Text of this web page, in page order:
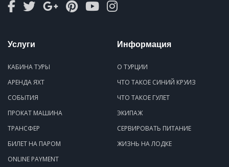
Услуги
КАБИНА ТУРЫ
АРЕНДА ЯХТ
СОБЫТИЯ
ПРОКАТ МАШИНА
ТРАНСФЕР
БИЛЕТ НА ПАРОМ
ONLINE PAYMENT
Информация
О ТУРЦИИ
ЧТО ТАКОЕ СИНИЙ КРУИЗ
ЧТО ТАКОЕ ГУЛЕТ
ЭКИПАЖ
СЕРВИРОВАТЬ ПИТАНИЕ
ЖИЗНЬ НА ЛОДКЕ